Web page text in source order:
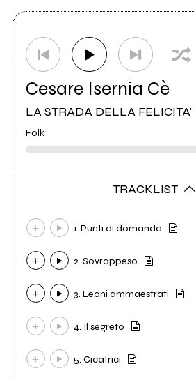
Cesare Isernia Cè
LA STRADA DELLA FELICITA'
Folk
TRACKLIST
1. Punti di domanda
2. Sovrappeso
3. Leoni ammaestrati
4. Il segreto
5. Cicatrici